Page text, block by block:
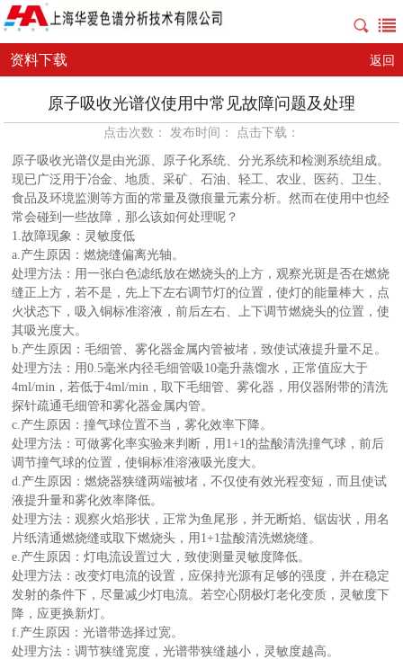
资料下载 返回
原子吸收光谱仪使用中常见故障问题及处理
点击次数： 发布时间： 点击下载：
原子吸收光谱仪是由光源、原子化系统、分光系统和检测系统组成。
现已广泛用于冶金、地质、采矿、石油、轻工、农业、医药、卫生、
食品及环境监测等方面的常量及微痕量元素分析。然而在使用中也经
常会碰到一些故障，那么该如何处理呢？
1.故障现象：灵敏度低
a.产生原因：燃烧缝偏离光轴。
处理方法：用一张白色滤纸放在燃烧头的上方，观察光斑是否在燃烧
缝正上方，若不是，先上下左右调节灯的位置，使灯的能量棒大，点
火状态下，吸入铜标准溶液，前后左右、上下调节燃烧头的位置，使
其吸光度大。
b.产生原因：毛细管、雾化器金属内管被堵，致使试液提升量不足。
处理方法：用0.5毫米内径毛细管吸10毫升蒸馏水，正常值应大于
4ml/min，若低于4ml/min，取下毛细管、雾化器，用仪器附带的清洗
探针疏通毛细管和雾化器金属内管。
c.产生原因：撞气球位置不当，雾化效率下降。
处理方法：可做雾化率实验来判断，用1+1的盐酸清洗撞气球，前后
调节撞气球的位置，使铜标准溶液吸光度大。
d.产生原因：燃烧器狭缝两端被堵，不仅使有效光程变短，而且使试
液提升量和雾化效率降低。
处理方法：观察火焰形状，正常为鱼尾形，并无断焰、锯齿状，用名
片纸清通燃烧缝或取下燃烧头，用1+1盐酸清洗燃烧缝。
e.产生原因：灯电流设置过大，致使测量灵敏度降低。
处理方法：改变灯电流的设置，应保持光源有足够的强度，并在稳定
发射的条件下，尽量减少灯电流。若空心阴极灯老化变质，灵敏度下
降，应更换新灯。
f.产生原因：光谱带选择过宽。
处理方法：调节狭缝宽度，光谱带狭缝越小，灵敏度越高。